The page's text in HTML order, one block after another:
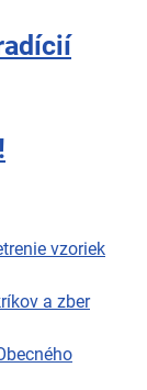
vzoriek
a zber